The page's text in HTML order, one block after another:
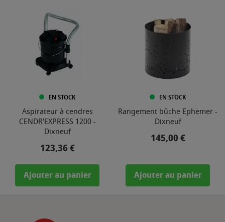
EN STOCK
Aspirateur à cendres
CENDR'EXPRESS 1200 -
Dixneuf
Prix
123,36 €
Ajouter au panier
EN STOCK
Rangement bûche Ephemer -
Dixneuf
Prix
145,00 €
Ajouter au panier